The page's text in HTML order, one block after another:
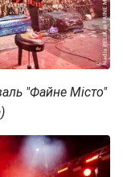
"Файне Місто"